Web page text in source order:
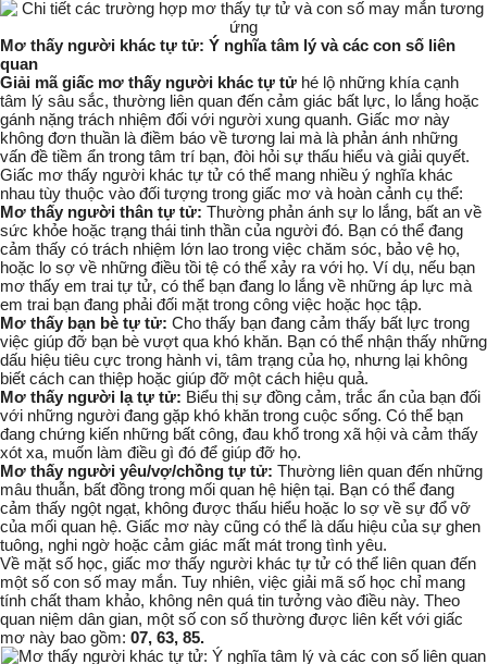
Mơ thấy người khác tự tử: Ý nghĩa tâm lý và các con số liên
quan
Giải mã giấc mơ thấy người khác tự tử hé lộ những khía cạnh
tâm lý sâu sắc, thường liên quan đến cảm giác bất lực, lo lắng hoặc
gánh nặng trách nhiệm đối với người xung quanh. Giấc mơ này
không đơn thuần là điềm báo về tương lai mà là phản ánh những
vấn đề tiềm ẩn trong tâm trí bạn, đòi hỏi sự thấu hiểu và giải quyết.
Giấc mơ thấy người khác tự tử có thể mang nhiều ý nghĩa khác
nhau tùy thuộc vào đối tượng trong giấc mơ và hoàn cảnh cụ thể:
Mơ thấy người thân tự tử: Thường phản ánh sự lo lắng, bất an về
sức khỏe hoặc trạng thái tinh thần của người đó. Bạn có thể đang
cảm thấy có trách nhiệm lớn lao trong việc chăm sóc, bảo vệ họ,
hoặc lo sợ về những điều tồi tệ có thể xảy ra với họ. Ví dụ, nếu bạn
mơ thấy em trai tự tử, có thể bạn đang lo lắng về những áp lực mà
em trai bạn đang phải đối mặt trong công việc hoặc học tập.
Mơ thấy bạn bè tự tử: Cho thấy bạn đang cảm thấy bất lực trong
việc giúp đỡ bạn bè vượt qua khó khăn. Bạn có thể nhận thấy những
dấu hiệu tiêu cực trong hành vi, tâm trạng của họ, nhưng lại không
biết cách can thiệp hoặc giúp đỡ một cách hiệu quả.
Mơ thấy người lạ tự tử: Biểu thị sự đồng cảm, trắc ẩn của bạn đối
với những người đang gặp khó khăn trong cuộc sống. Có thể bạn
đang chứng kiến những bất công, đau khổ trong xã hội và cảm thấy
xót xa, muốn làm điều gì đó để giúp đỡ họ.
Mơ thấy người yêu/vợ/chồng tự tử: Thường liên quan đến những
mâu thuẫn, bất đồng trong mối quan hệ hiện tại. Bạn có thể đang
cảm thấy ngột ngạt, không được thấu hiểu hoặc lo sợ về sự đổ vỡ
của mối quan hệ. Giấc mơ này cũng có thể là dấu hiệu của sự ghen
tuông, nghi ngờ hoặc cảm giác mất mát trong tình yêu.
Về mặt số học, giấc mơ thấy người khác tự tử có thể liên quan đến
một số con số may mắn. Tuy nhiên, việc giải mã số học chỉ mang
tính chất tham khảo, không nên quá tin tưởng vào điều này. Theo
quan niệm dân gian, một số con số thường được liên kết với giấc
mơ này bao gồm: 07, 63, 85.